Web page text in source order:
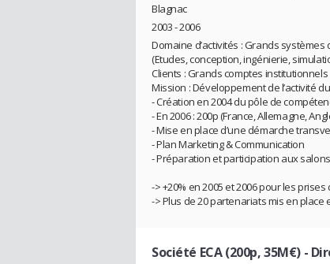
Blagnac
2003 - 2006
Domaine d’activités : Grands
(Etudes, conception, ingénierie,
Clients : Grands comptes institutionnels
Mission : Développement de l’activité
- Création en 2004 du pôle de
- En 2006 : 200p (France, Allemagne,
- Mise en place d’une démarche
- Plan Marketing & Communication
- Préparation et participation aux
-> +20% en 2005 et 2006 pour les
-> Plus de 20 partenariats mis en place
Société ECA (200p, 35M€)-